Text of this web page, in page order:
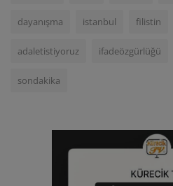
dayanışma istanbul filistin
adaletistiyoruz ifadeözgürlüğü
sondakika